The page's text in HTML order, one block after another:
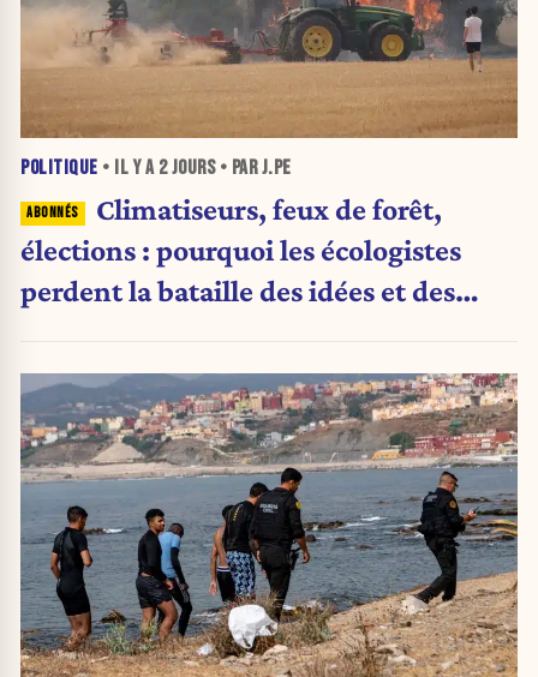
POLITIQUE • IL Y A 2 JOURS• PAR J.PE
Climatiseurs, feux de forêt,
élections : pourquoi les écologistes
perdent la bataille des idées et des